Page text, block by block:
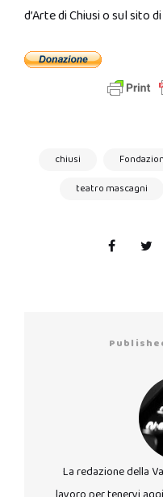
d’Arte di Chiusi o sul sito
chiusi
teatro mascagni
La redazione della